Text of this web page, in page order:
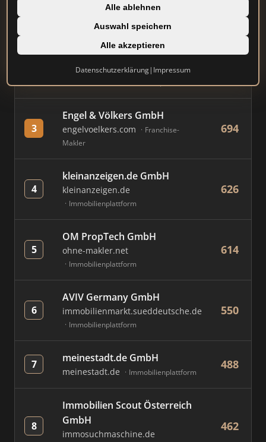
Alle ablehnen
Auswahl speichern
Alle akzeptieren
Datenschutzerklärung| Impressum
Immobilien Scout GmbH
immobilienscout24.de
AVIV Germany GmbH
3
Engel & Völkers GmbH
engelvoelkers.com
Franchise-
Makler
694
4
kleinanzeigen.de GmbH
kleinanzeigen.de
Immobilienplattform
626
5
OM PropTech GmbH
ohne-makler.net
Immobilienplattform
614
6
AVIV Germany GmbH
immobilienmarkt.sueddeutsche.de
Immobilienplattform
550
7 meinestadt.de GmbH
meinestadt.de Immobilienplattform
488
8
Immobilien Scout Österreich
GmbH
immosuchmaschine.de
462